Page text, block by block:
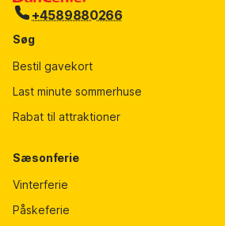
+4589880266
Søg
Bestil gavekort
Last minute sommerhuse
Rabat til attraktioner
Sæsonferie
Vinterferie
Påskeferie